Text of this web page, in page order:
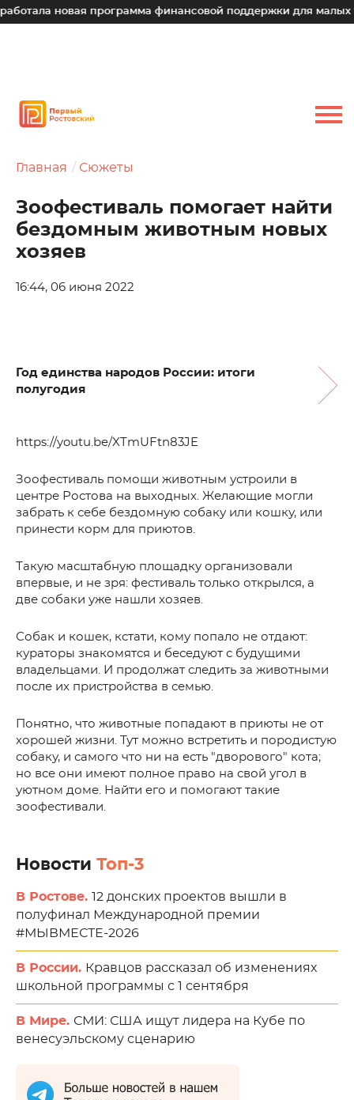
новая программа финансовой поддержки для малых
Главная Сюжеты
Зоофестиваль помогает найти
бездомным животным новых
хозяев
16:44, 06 июня 2022
Год единства народов России: итоги
полугодия
https://youtu.be/XTmUFtn83JE
Зоофестиваль помощи животным устроили в
центре Ростова на выходных. Желающие могли
забрать к себе бездомную собаку или кошку, или
принести корм для приютов.
Такую масштабную площадку организовали
впервые, и не зря: фестиваль только открылся, а
две собаки уже нашли хозяев.
Собак и кошек, кстати, кому попало не отдают:
кураторы знакомятся и беседуют с будущими
владельцами. И продолжат следить за животными
после их пристройства в семью.
Понятно, что животные попадают в приюты не от
хорошей жизни. Тут можно встретить и породистую
собаку, и самого что ни на есть "дворового" кота;
но все они имеют полное право на свой угол в
уютном доме. Найти его и помогают такие
зоофестивали.
Новости Топ-3
В Ростове. 12 донских проектов вышли в
полуфинал Международной премии
#МЫВМЕСТЕ-2026
В России. Кравцов рассказал об изменениях
школьной программы с 1 сентября
В Мире. СМИ: США ищут лидера на Кубе по
венесуэльскому сценарию